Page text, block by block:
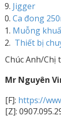
Jigger
Ca đong
Muỗng
Thiết bị
Chúc Anh/Chị
Mr Nguyên
[F]: https://
[Z]: